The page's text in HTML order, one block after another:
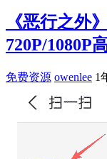
《恶行之外
720P/1080P
免费资源 owenlee 1